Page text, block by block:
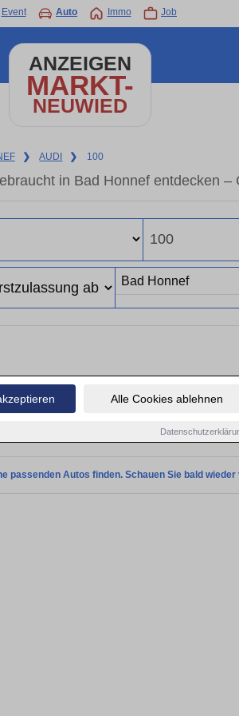
Alle Cookies ablehnen
Event Auto Immo Job
ANZEIGEN
MARKT-
NEUWIED
❯ AUDI ❯ 100
in Bad Honnef entdecken
Finden Sie in Bad Honnef Ihren
Audi 100 Gebrauchtwagen? Entdecken Sie
privat und vom
passenden Autos finden. Schauen Sie bald wieder